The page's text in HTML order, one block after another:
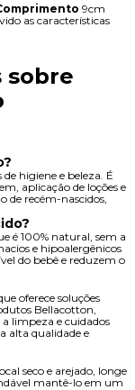
9cm
as características
sobre
higiene e beleza. É
aplicação de loções e
de recém-nascidos,
é 100% natural, sem a
e hipoalergênicos
do bebê e reduzem o
oferece soluções
Bellacotton,
limpeza e cuidados
alta qualidade e
seco e arejado, longe
mantê-lo em um